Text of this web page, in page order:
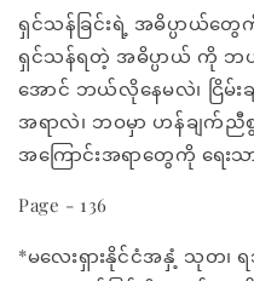
ရှင်သန်ခြင်းရဲ့ အဓိပ္ပာ
ရှင်သန်ရတဲ့ အဓိပ္ပာယ် ကို ဘ
အောင် ဘယ်လိုနေမလဲ၊ ငြိမ်း
အရာလဲ၊ ဘဝမှာ ဟန်ချက်
အကြောင်းအရာတွေကို ရေးသ
Page - 136
*မလေးရှားနိုင်ငံအနှံ့ သုတ၊ ရ